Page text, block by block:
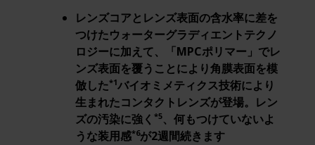
レンズコアとレンズ表面の含水率に差を
つけたウォーターグラディエントテクノ
ロジーに加えて、「MPCポリマー」でレ
ンズ表面を覆うことにより角膜表面を模
倣した*1バイオミメティクス技術により
生まれたコンタクトレンズが登場。レン
ズの汚染に強く *5、何もつけていないよ
うな装用感*6が2週間続きます